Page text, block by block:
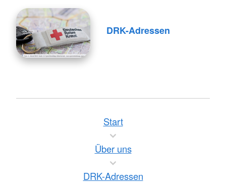
DRK-Adressen
Start
Über uns
DRK-Adressen